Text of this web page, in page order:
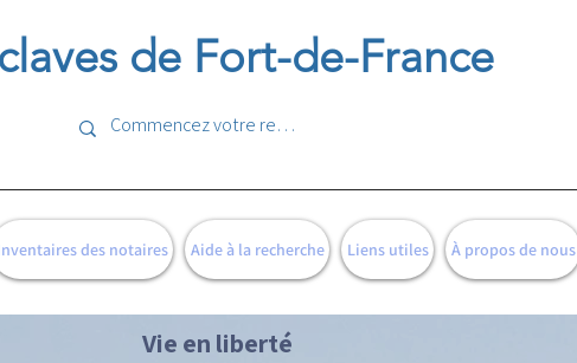
de Fort-de-France
des notaires Aide à la recherche Liens utiles À propos de nous
Vie en liberté